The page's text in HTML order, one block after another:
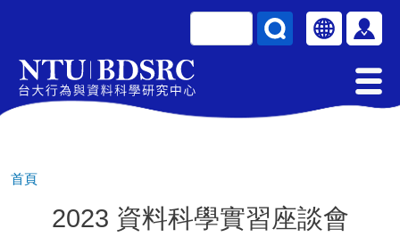
移至主內容
Select your
使用
首頁
2023 資料科學實習座談會